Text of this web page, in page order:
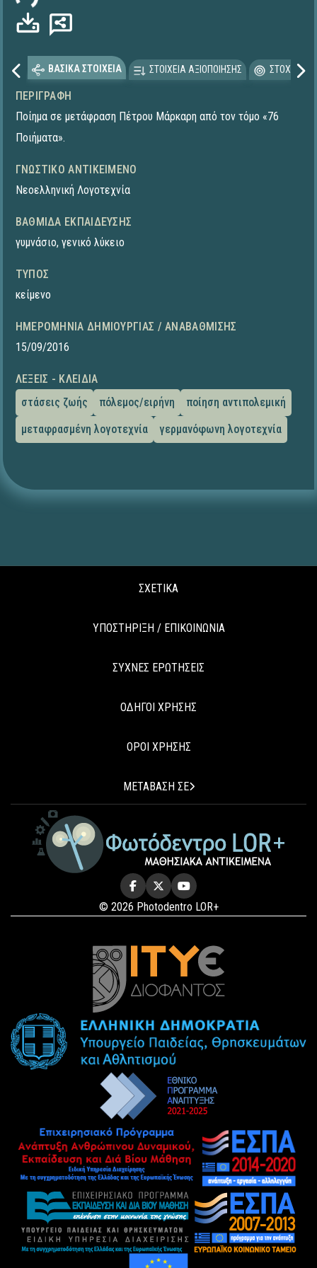
ΒΑΣΙΚΑ ΣΤΟΙΧΕΙΑ ΣΤΟΙΧΕΙΑ ΑΞΙΟΠΟΙΗΣΗΣ
ΠΕΡΙΓΡΑΦΉ
Ποίημα σε μετάφραση Πέτρου Μάρκαρη από τον τόμο «76
Ποιήματα».
ΓΝΩΣΤΙΚΌ ΑΝΤΙΚΕΊΜΕΝΟ
Νεοελληνική Λογοτεχνία
ΒΑΘΜΊΔΑ ΕΚΠΑΊΔΕΥΣΗΣ
γυμνάσιο, γενικό λύκειο
ΤΎΠΟΣ
κείμενο
ΗΜΕΡΟΜΗΝΊΑ ΔΗΜΙΟΥΡΓΊΑΣ / ΑΝΑΒΆΘΜΙΣΗΣ
15/09/2016
ΛΈΞΕΙΣ - ΚΛΕΙΔΙΆ
στάσεις ζωής
πόλεμος/ειρήνη
ποίηση αντιπολεμική
μεταφρασμένη λογοτεχνία
γερμανόφωνη λογοτεχνία
ΣΧΕΤΙΚΑ
ΥΠΟΣΤΗΡΙΞΗ / ΕΠΙΚΟΙΝΩΝΙΑ
ΣΥΧΝΕΣ ΕΡΩΤΗΣΕΙΣ
ΟΔΗΓΟΙ ΧΡΗΣΗΣ
ΟΡΟΙ ΧΡΗΣΗΣ
ΜΕΤΑΒΑΣΗ ΣΕ
© 2026 Photodentro LOR+